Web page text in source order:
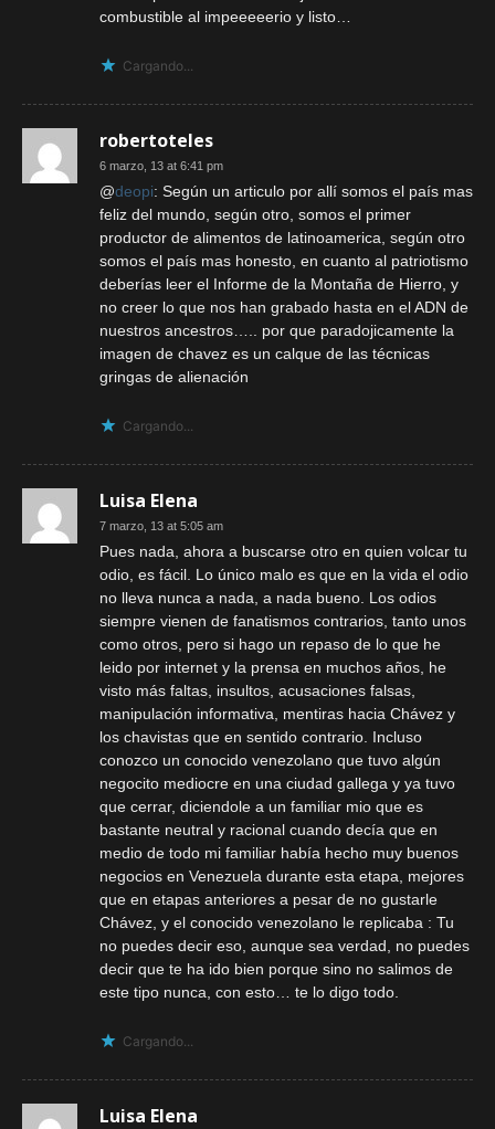
combustible al impeeeeerio y listo…
Cargando...
robertoteles
6 marzo, 13 at 6:41 pm
@deopi: Según un articulo por allí somos el país mas
feliz del mundo, según otro, somos el primer
productor de alimentos de latinoamerica, según otro
somos el país mas honesto, en cuanto al patriotismo
deberías leer el Informe de la Montaña de Hierro, y
no creer lo que nos han grabado hasta en el ADN de
nuestros ancestros….. por que paradojicamente la
imagen de chavez es un calque de las técnicas
gringas de alienación
Cargando...
Luisa Elena
7 marzo, 13 at 5:05 am
Pues nada, ahora a buscarse otro en quien volcar tu
odio, es fácil. Lo único malo es que en la vida el odio
no lleva nunca a nada, a nada bueno. Los odios
siempre vienen de fanatismos contrarios, tanto unos
como otros, pero si hago un repaso de lo que he
leido por internet y la prensa en muchos años, he
visto más faltas, insultos, acusaciones falsas,
manipulación informativa, mentiras hacia Chávez y
los chavistas que en sentido contrario. Incluso
conozco un conocido venezolano que tuvo algún
negocito mediocre en una ciudad gallega y ya tuvo
que cerrar, diciendole a un familiar mio que es
bastante neutral y racional cuando decía que en
medio de todo mi familiar había hecho muy buenos
negocios en Venezuela durante esta etapa, mejores
que en etapas anteriores a pesar de no gustarle
Chávez, y el conocido venezolano le replicaba : Tu
no puedes decir eso, aunque sea verdad, no puedes
decir que te ha ido bien porque sino no salimos de
este tipo nunca, con esto… te lo digo todo.
Cargando...
Luisa Elena